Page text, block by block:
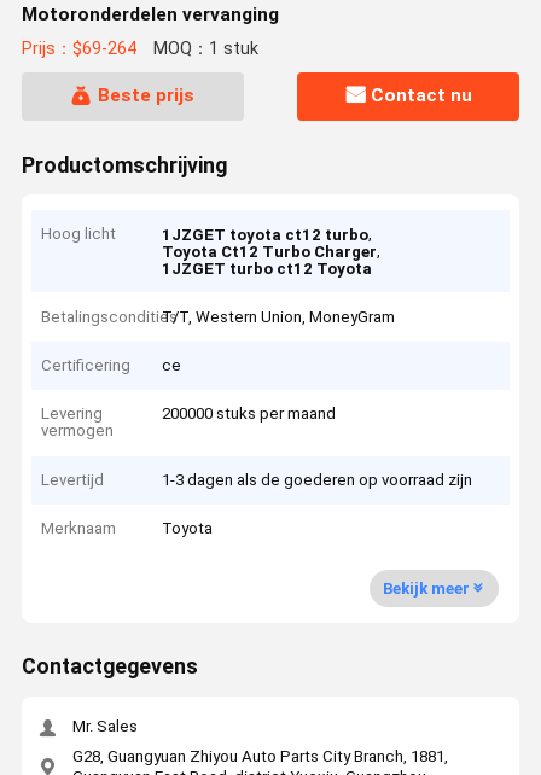
Motoronderdelen vervanging
Prijs：$69-264 MOQ：1 stuk
Beste prijs Contact nu
Productomschrijving
Hoog licht 1JZGET toyota ct12 turbo,
Toyota Ct12 Turbo Charger,
1JZGET turbo ct12 Toyota
BetalingsconditiesT/T, Western Union, MoneyGram
Certificering ce
Levering
vermogen
200000 stuks per maand
Levertijd 1-3 dagen als de goederen op voorraad zijn
Merknaam Toyota
Bekijk meer
Contactgegevens
Mr. Sales
G28, Guangyuan Zhiyou Auto Parts City Branch, 1881,